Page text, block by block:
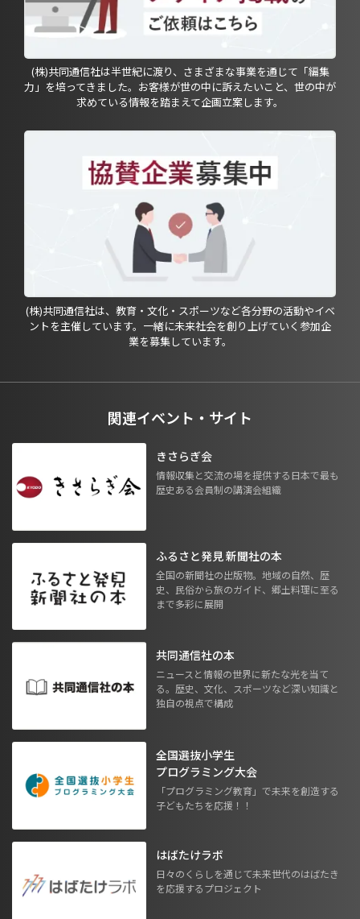
(株)共同通信社は半世紀に渡り、さまざまな事業を通じて「編集
力」を培ってきました。お客様が世の中に訴えたいこと、世の中が
求めている情報を踏まえて企画立案します。
(株)共同通信社は、教育・文化・スポーツなど各分野の活動やイベ
ントを主催しています。一緒に未来社会を創り上げていく参加企
業を募集しています。
関連イベント・サイト
きさらぎ会
情報収集と交流の場を提供する日本で最も
歴史ある会員制の講演会組織
ふるさと発見 新聞社の本
全国の新聞社の出版物。地域の自然、歴
史、民俗から旅のガイド、郷土料理に至る
まで多彩に展開
共同通信社の本
ニュースと情報の世界に新たな光を当て
る。歴史、文化、スポーツなど深い知識と
独自の視点で構成
全国選抜小学生
プログラミング大会
「プログラミング教育」で未来を創造する
子どもたちを応援！！
はばたけラボ
日々のくらしを通じて未来世代のはばたき
を応援するプロジェクト